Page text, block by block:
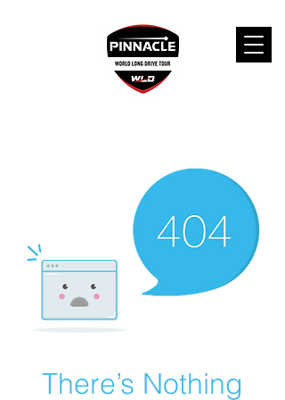
There’s Nothing